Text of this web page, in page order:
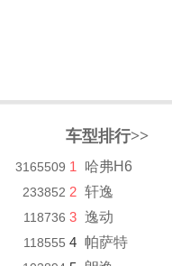
3165509
233852
118736
118555
车型排行>>
1 哈弗H6
2 轩逸
3 逸动
4 帕萨特